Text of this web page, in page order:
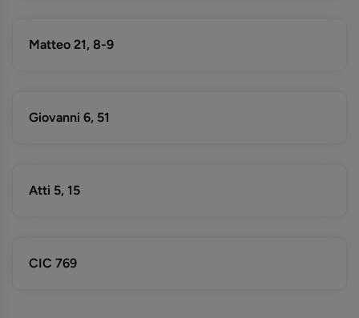
Matteo 21, 8-9
Giovanni 6, 51
Atti 5, 15
CIC 769